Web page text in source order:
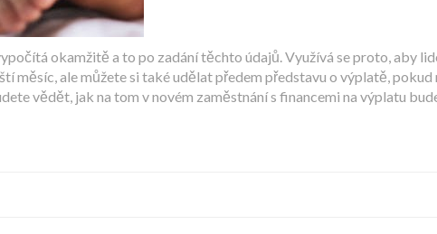
okamžitě a to po zadání těchto údajů. Využívá se proto, aby
měsíc, ale můžete si také udělat předem představu o výplatě,
vědět, jak na tom v novém zaměstnání s financemi na výplatu